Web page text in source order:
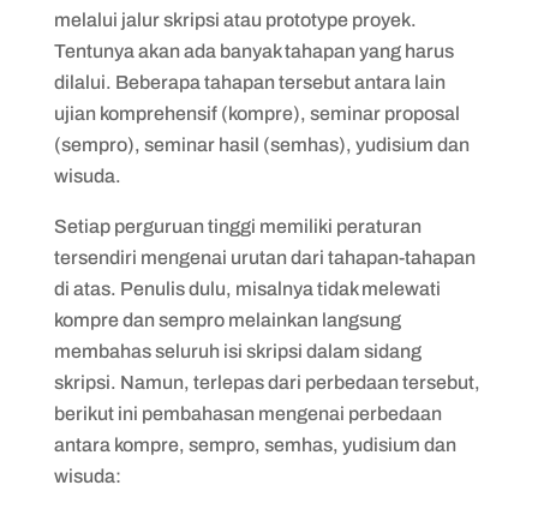
Tujuan
Syarat dan cara mengambilnya
Definisi
Tujuan
Tujuan
melalui jalur skripsi atau prototype proyek.
Tentunya akan ada banyak tahapan yang harus
dilalui. Beberapa tahapan tersebut antara lain
ujian komprehensif (kompre), seminar proposal
(sempro), seminar hasil (semhas), yudisium dan
wisuda.
Setiap perguruan tinggi memiliki peraturan
tersendiri mengenai urutan dari tahapan-tahapan
di atas. Penulis dulu, misalnya tidak melewati
kompre dan sempro melainkan langsung
membahas seluruh isi skripsi dalam sidang
skripsi. Namun, terlepas dari perbedaan tersebut,
berikut ini pembahasan mengenai perbedaan
antara kompre, sempro, semhas, yudisium dan
wisuda: